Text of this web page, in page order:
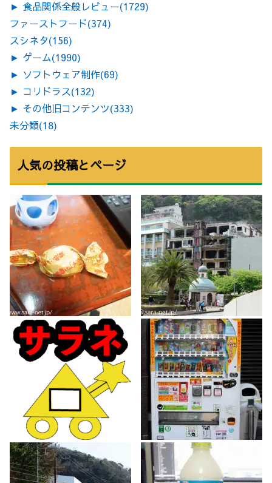
► 食品関係全般レビュー(1729)
ファーストフード(374)
スシネタ(156)
► ゲーム(1990)
► ソフトウェア制作(69)
► コリドラス(132)
► その他旧コンテンツ(333)
未分類(18)
人気の投稿とページ